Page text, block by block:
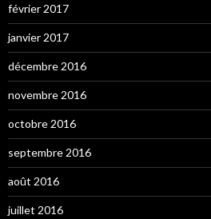
février 2017
janvier 2017
décembre 2016
novembre 2016
octobre 2016
septembre 2016
août 2016
juillet 2016